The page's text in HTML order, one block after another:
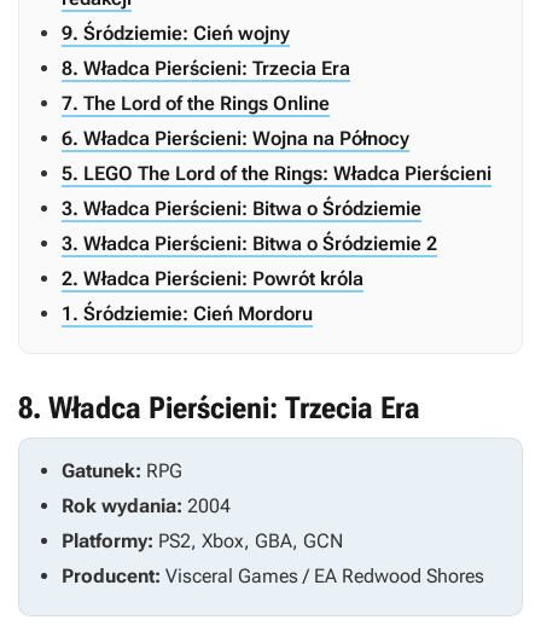
9. Śródziemie: Cień wojny
8. Władca Pierścieni: Trzecia Era
7. The Lord of the Rings Online
6. Władca Pierścieni: Wojna na Północy
5. LEGO The Lord of the Rings: Władca Pierścieni
3. Władca Pierścieni: Bitwa o Śródziemie
3. Władca Pierścieni: Bitwa o Śródziemie 2
2. Władca Pierścieni: Powrót króla
1. Śródziemie: Cień Mordoru
8. Władca Pierścieni: Trzecia Era
Gatunek: RPG
Rok wydania: 2004
Platformy: PS2, Xbox, GBA, GCN
Producent: Visceral Games / EA Redwood Shores